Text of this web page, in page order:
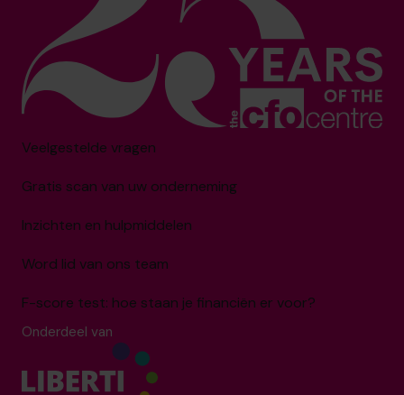
Veelgestelde vragen
Gratis scan van uw onderneming
Inzichten en hulpmiddelen
Word lid van ons team
F-score test: hoe staan je financiën er voor?
Onderdeel van